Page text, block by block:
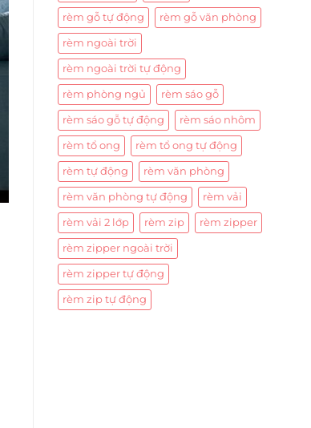
rèm gỗ tự động rèm gỗ văn phòng
rèm ngoài trời
rèm ngoài trời tự động
rèm phòng ngủ rèm sáo gỗ
rèm sáo gỗ tự động rèm sáo nhôm
rèm tổ ong rèm tổ ong tự động
rèm tự động rèm văn phòng
rèm văn phòng tự động rèm vải
rèm vải 2 lớp rèm zip rèm zipper
rèm zipper ngoài trời
rèm zipper tự động
rèm zip tự động